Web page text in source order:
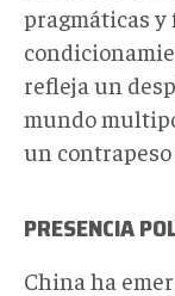
pragmáticas
refleja un
mundo
un
PRESENCIA
China ha